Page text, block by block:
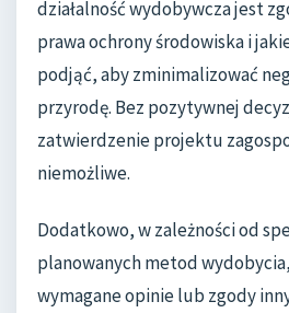
działalność wydobywcza jest
prawa ochrony środowiska i
podjąć, aby zminimalizować
przyrodę. Bez pozytywnej
zatwierdzenie projektu
niemożliwe.
Dodatkowo, w zależności od
planowanych metod
wymagane opinie lub zgody